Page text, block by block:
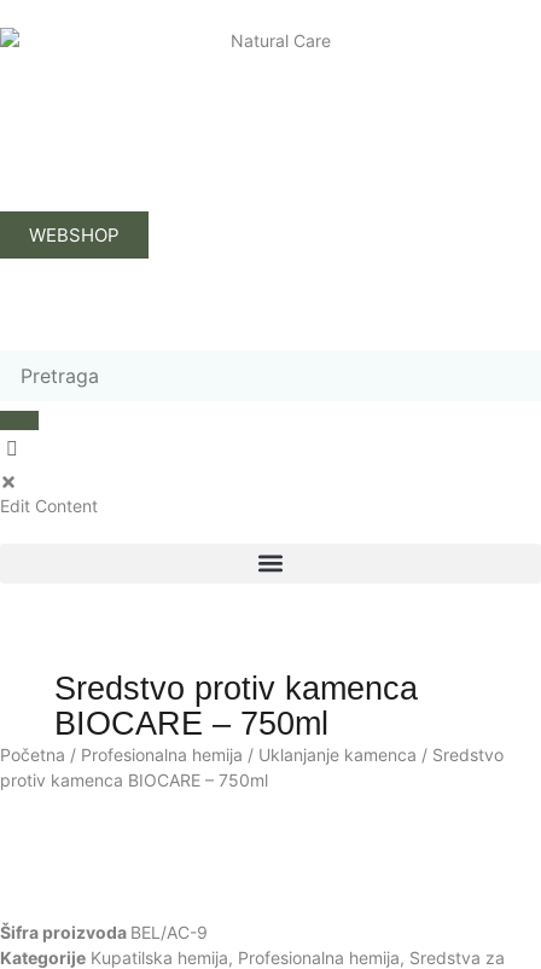
WEBSHOP
Edit Content
Sredstvo protiv kamenca
BIOCARE – 750ml
Početna / Profesionalna hemija / Uklanjanje kamenca / Sredstvo
protiv kamenca BIOCARE – 750ml
Šifra proizvoda BEL/AC-9
Kategorije Kupatilska hemija, Profesionalna hemija, Sredstva za